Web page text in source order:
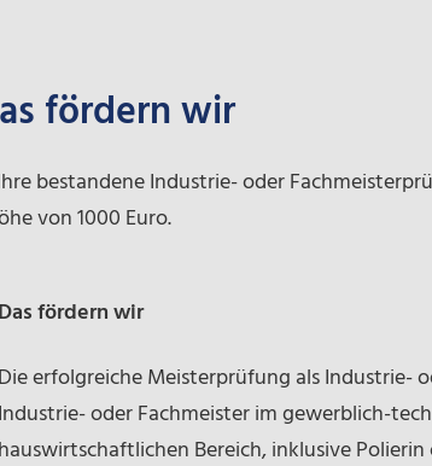
fördern wir
bestandene Industrie- oder
von 1000 Euro.
Das fördern wir
Die erfolgreiche Meisterprüfung als Industrie-
Industrie- oder Fachmeister im gewerblich-
hauswirtschaftlichen Bereich, inklusive